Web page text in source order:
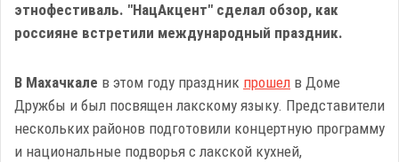
этнофестиваль. "НацАкцент" сделал обзор, как
россияне встретили международный праздник.
В Махачкале в этом году праздник прошел в Доме
Дружбы и был посвящен лакскому языку. Представители
нескольких районов подготовили концертную программу
и национальные подворья с лакской кухней,